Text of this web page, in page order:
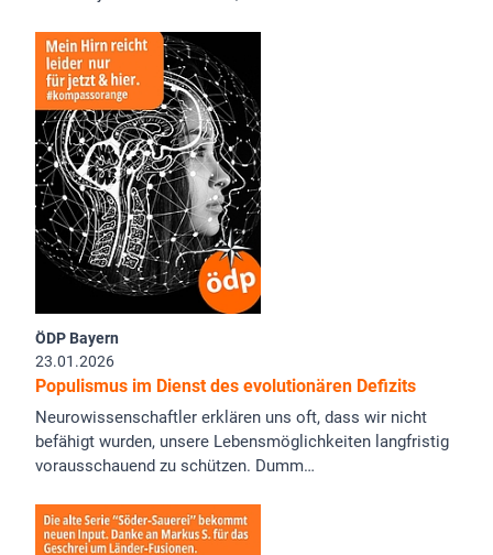
ÖDP Bayern
23.01.2026
Populismus im Dienst des evolutionären Defizits
Neurowissenschaftler erklären uns oft, dass wir nicht
befähigt wurden, unsere Lebensmöglichkeiten langfristig
vorausschauend zu schützen. Dumm…